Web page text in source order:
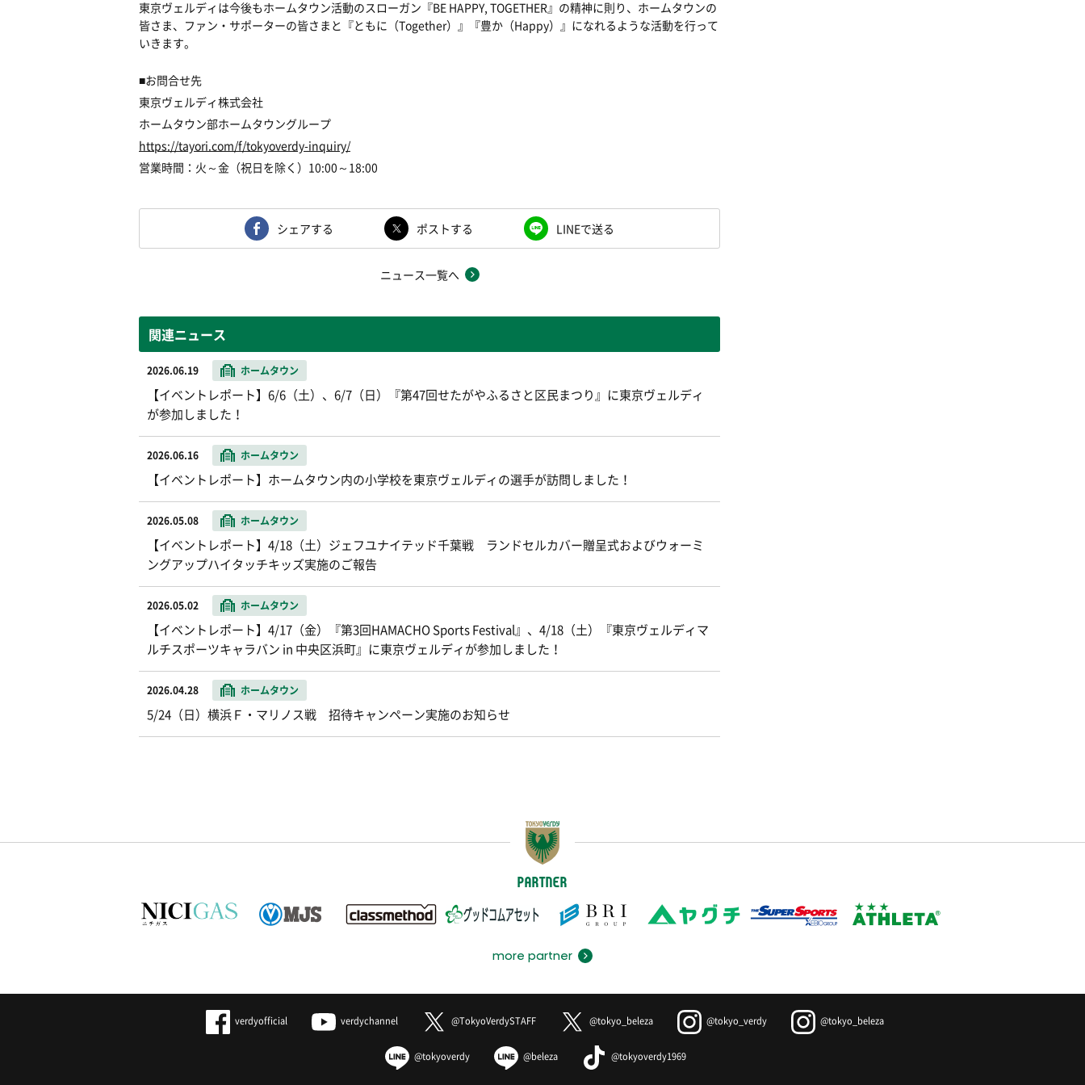
東京ヴェルディは今後もホームタウン活動のスローガン『BE HAPPY, TOGETHER』の精神に則り、ホームタウンの
皆さま、ファン・サポーターの皆さまと『ともに（Together）』『豊か（Happy）』になれるような活動を行って
いきます。
■お問合せ先
東京ヴェルディ株式会社
ホームタウン部ホームタウングループ
https://tayori.com/f/tokyoverdy-inquiry/
営業時間：火～金（祝日を除く）10:00～18:00
シェアする ポストする LINEで送る
ニュース一覧へ
関連ニュース
2026.06.19 ホームタウン
【イベントレポート】6/6（土）、6/7（日）『第47回せたがやふるさと区民まつり』に東京ヴェルディ
が参加しました！
2026.06.16 ホームタウン
【イベントレポート】ホームタウン内の小学校を東京ヴェルディの選手が訪問しました！
2026.05.08 ホームタウン
【イベントレポート】4/18（土）ジェフユナイテッド千葉戦 ランドセルカバー贈呈式およびウォーミ
ングアップハイタッチキッズ実施のご報告
2026.05.02 ホームタウン
【イベントレポート】4/17（金）『第3回HAMACHO Sports Festival』、4/18（土）『東京ヴェルディマ
ルチスポーツキャラバン in 中央区浜町』に東京ヴェルディが参加しました！
2026.04.28 ホームタウン
5/24（日）横浜Ｆ・マリノス戦 招待キャンペーン実施のお知らせ
PARTNER
more partner
verdyofficial verdychannel @TokyoVerdySTAFF @tokyo_beleza @tokyo_verdy @tokyo_beleza
@tokyoverdy @beleza @tokyoverdy1969